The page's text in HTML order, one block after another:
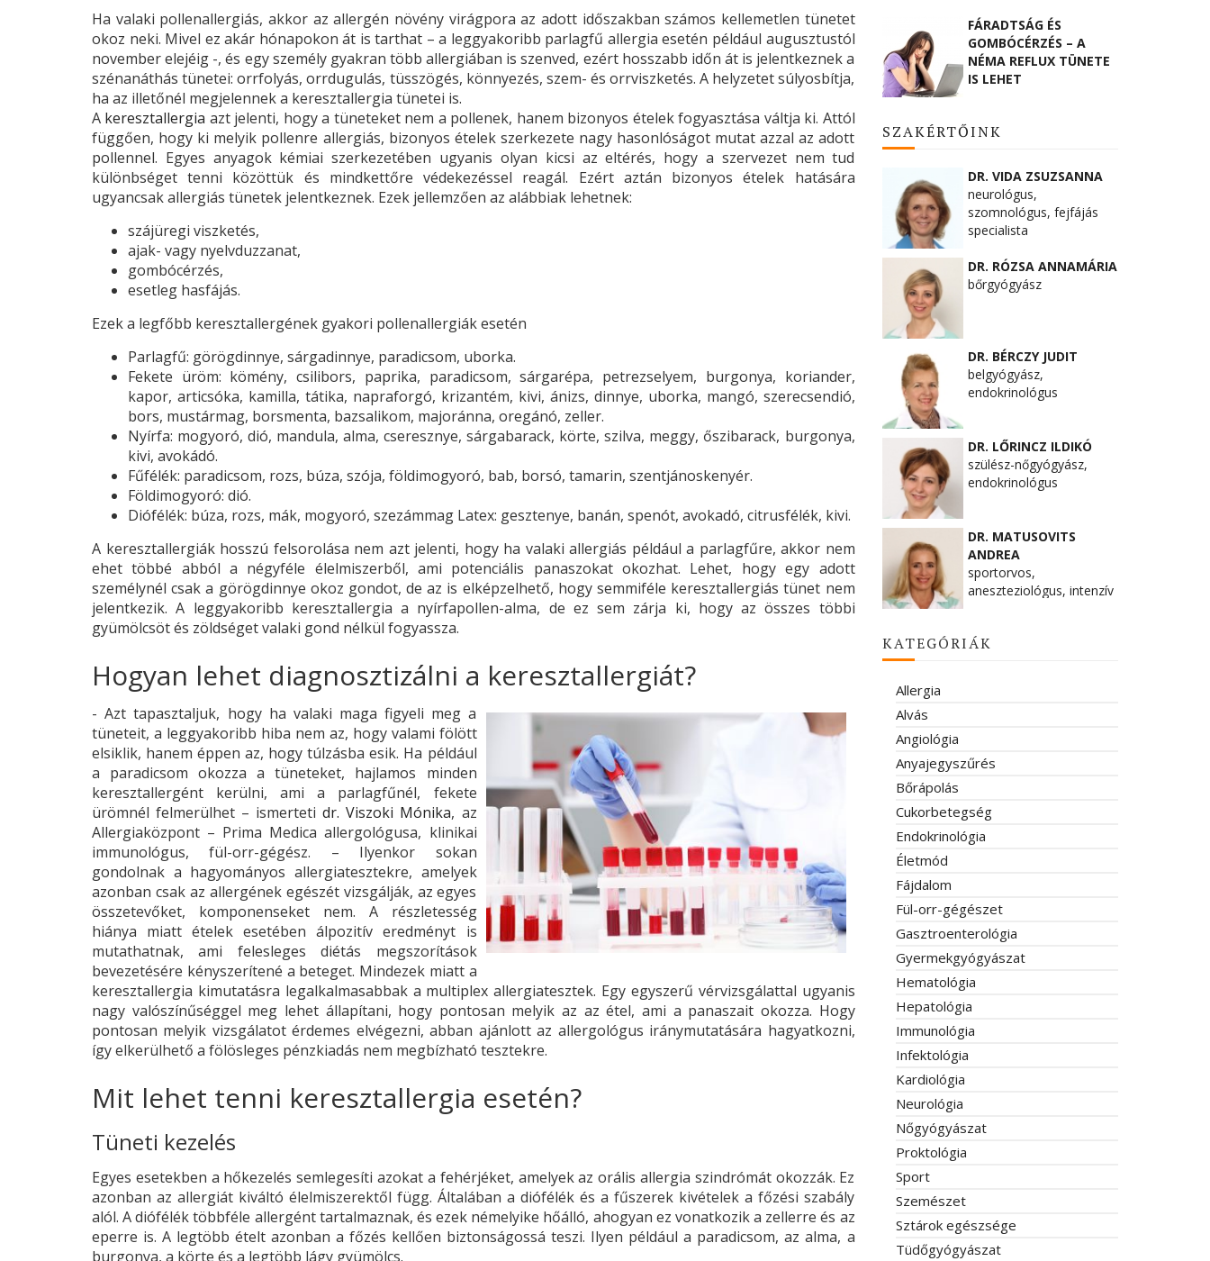
Ha valaki pollenallergiás, akkor az allergén növény virágpora az adott időszakban számos kellemetlen tünetet
okoz neki. Mivel ez akár hónapokon át is tarthat – a leggyakoribb parlagfű allergia esetén például augusztustól
november elejéig -, és egy személy gyakran több allergiában is szenved, ezért hosszabb időn át is jelentkeznek a
szénanáthás tünetei: orrfolyás, orrdugulás, tüsszögés, könnyezés, szem- és orrviszketés. A helyzetet súlyosbítja,
ha az illetőnél megjelennek a keresztallergia tünetei is.
A keresztallergia azt jelenti, hogy a tüneteket nem a pollenek, hanem bizonyos ételek fogyasztása váltja ki. Attól
függően, hogy ki melyik pollenre allergiás, bizonyos ételek szerkezete nagy hasonlóságot mutat azzal az adott
pollennel. Egyes anyagok kémiai szerkezetében ugyanis olyan kicsi az eltérés, hogy a szervezet nem tud
különbséget tenni közöttük és mindkettőre védekezéssel reagál. Ezért aztán bizonyos ételek hatására
ugyancsak allergiás tünetek jelentkeznek. Ezek jellemzően az alábbiak lehetnek:
szájüregi viszketés,
ajak- vagy nyelvduzzanat,
gombócérzés,
esetleg hasfájás.
Ezek a legfőbb keresztallergének gyakori pollenallergiák esetén
Parlagfű: görögdinnye, sárgadinnye, paradicsom, uborka.
Fekete üröm: kömény, csilibors, paprika, paradicsom, sárgarépa, petrezselyem, burgonya, koriander,
kapor, articsóka, kamilla, tátika, napraforgó, krizantém, kivi, ánizs, dinnye, uborka, mangó, szerecsendió,
bors, mustármag, borsmenta, bazsalikom, majoránna, oregánó, zeller.
Nyírfa: mogyoró, dió, mandula, alma, cseresznye, sárgabarack, körte, szilva, meggy, őszibarack, burgonya,
kivi, avokádó.
Fűfélék: paradicsom, rozs, búza, szója, földimogyoró, bab, borsó, tamarin, szentjánoskenyér.
Földimogyoró: dió.
Diófélék: búza, rozs, mák, mogyoró, szezámmag Latex: gesztenye, banán, spenót, avokadó, citrusfélék, kivi.
A keresztallergiák hosszú felsorolása nem azt jelenti, hogy ha valaki allergiás például a parlagfűre, akkor nem
ehet többé abból a négyféle élelmiszerből, ami potenciális panaszokat okozhat. Lehet, hogy egy adott
személynél csak a görögdinnye okoz gondot, de az is elképzelhető, hogy semmiféle keresztallergiás tünet nem
jelentkezik. A leggyakoribb keresztallergia a nyírfapollen-alma, de ez sem zárja ki, hogy az összes többi
gyümölcsöt és zöldséget valaki gond nélkül fogyassza.
Hogyan lehet diagnosztizálni a keresztallergiát?
- Azt tapasztaljuk, hogy ha valaki maga figyeli meg a
tüneteit, a leggyakoribb hiba nem az, hogy valami fölött
elsiklik, hanem éppen az, hogy túlzásba esik. Ha például
a paradicsom okozza a tüneteket, hajlamos minden
keresztallergént kerülni, ami a parlagfűnél, fekete
ürömnél felmerülhet – ismertetidr. Viszoki Mónika, az
Allergiaközpont – Prima Medica allergológusa, klinikai
immunológus, fül-orr-gégész. – Ilyenkor sokan
gondolnak a hagyományos allergiatesztekre, amelyek
azonban csak az allergének egészét vizsgálják, az egyes
összetevőket, komponenseket nem. A részletesség
hiánya miatt ételek esetében álpozitív eredményt is
mutathatnak, ami felesleges diétás megszorítások
bevezetésére kényszerítené a beteget. Mindezek miatt a
keresztallergia kimutatásra legalkalmasabbak a multiplex allergiatesztek. Egy egyszerű vérvizsgálattal ugyanis
nagy valószínűséggel meg lehet állapítani, hogy pontosan melyik az az étel, ami a panaszait okozza. Hogy
pontosan melyik vizsgálatot érdemes elvégezni, abban ajánlott az allergológus iránymutatására hagyatkozni,
így elkerülhető a fölösleges pénzkiadás nem megbízható tesztekre.
Mit lehet tenni keresztallergia esetén?
Tüneti kezelés
Egyes esetekben a hőkezelés semlegesíti azokat a fehérjéket, amelyek az orális allergia szindrómát okozzák. Ez
azonban az allergiát kiváltó élelmiszerektől függ. Általában a diófélék és a fűszerek kivételek a főzési szabály
alól. A diófélék többféle allergént tartalmaznak, és ezek némelyike hőálló, ahogyan ez vonatkozik a zellerre és az
eperre is. A legtöbb ételt azonban a főzés kellően biztonságossá teszi. Ilyen például a paradicsom, az alma, a
burgonya, a körte és a legtöbb lágy gyümölcs.
FÁRADTSÁG ÉS
GOMBÓCÉRZÉS – A
NÉMA REFLUX TÜNETE
IS LEHET
SZAKÉRTŐINK
DR. VIDA ZSUZSANNA
neurológus,
szomnológus, fejfájás
specialista
DR. RÓZSA ANNAMÁRIA
bőrgyógyász
DR. BÉRCZY JUDIT
belgyógyász,
endokrinológus
DR. LŐRINCZ ILDIKÓ
szülész-nőgyógyász,
endokrinológus
DR. MATUSOVITS
ANDREA
sportorvos,
aneszteziológus, intenzív
KATEGÓRIÁK
Allergia
Alvás
Angiológia
Anyajegyszűrés
Bőrápolás
Cukorbetegség
Endokrinológia
Életmód
Fájdalom
Fül-orr-gégészet
Gasztroenterológia
Gyermekgyógyászat
Hematológia
Hepatológia
Immunológia
Infektológia
Kardiológia
Neurológia
Nőgyógyászat
Proktológia
Sport
Szemészet
Sztárok egészsége
Tüdőgyógyászat